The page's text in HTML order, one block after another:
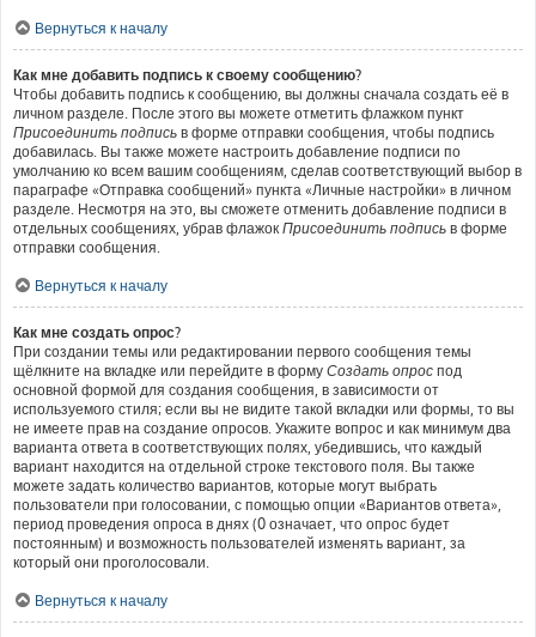
Вернуться к началу
Как мне добавить подпись к своему сообщению?
Чтобы добавить подпись к сообщению, вы должны сначала создать её в
личном разделе. После этого вы можете отметить флажком пункт
Присоединить подпись в форме отправки сообщения, чтобы подпись
добавилась. Вы также можете настроить добавление подписи по
умолчанию ко всем вашим сообщениям, сделав соответствующий выбор в
параграфе «Отправка сообщений» пункта «Личные настройки» в личном
разделе. Несмотря на это, вы сможете отменить добавление подписи в
отдельных сообщениях, убрав флажок Присоединить подпись в форме
отправки сообщения.
Вернуться к началу
Как мне создать опрос?
При создании темы или редактировании первого сообщения темы
щёлкните на вкладке или перейдите в форму Создать опрос под
основной формой для создания сообщения, в зависимости от
используемого стиля; если вы не видите такой вкладки или формы, то вы
не имеете прав на создание опросов. Укажите вопрос и как минимум два
варианта ответа в соответствующих полях, убедившись, что каждый
вариант находится на отдельной строке текстового поля. Вы также
можете задать количество вариантов, которые могут выбрать
пользователи при голосовании, с помощью опции «Вариантов ответа»,
период проведения опроса в днях (0 означает, что опрос будет
постоянным) и возможность пользователей изменять вариант, за
который они проголосовали.
Вернуться к началу